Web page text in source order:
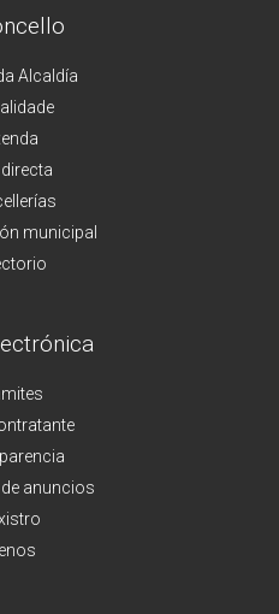
Alcaldía
directa
municipal
anuncios